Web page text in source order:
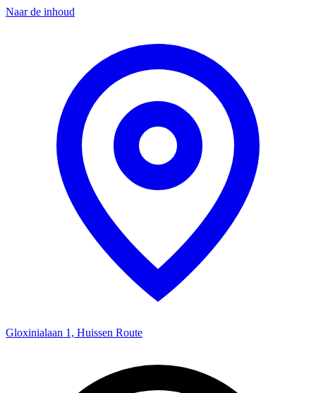
Naar de inhoud
Gloxinialaan 1, Huissen Route